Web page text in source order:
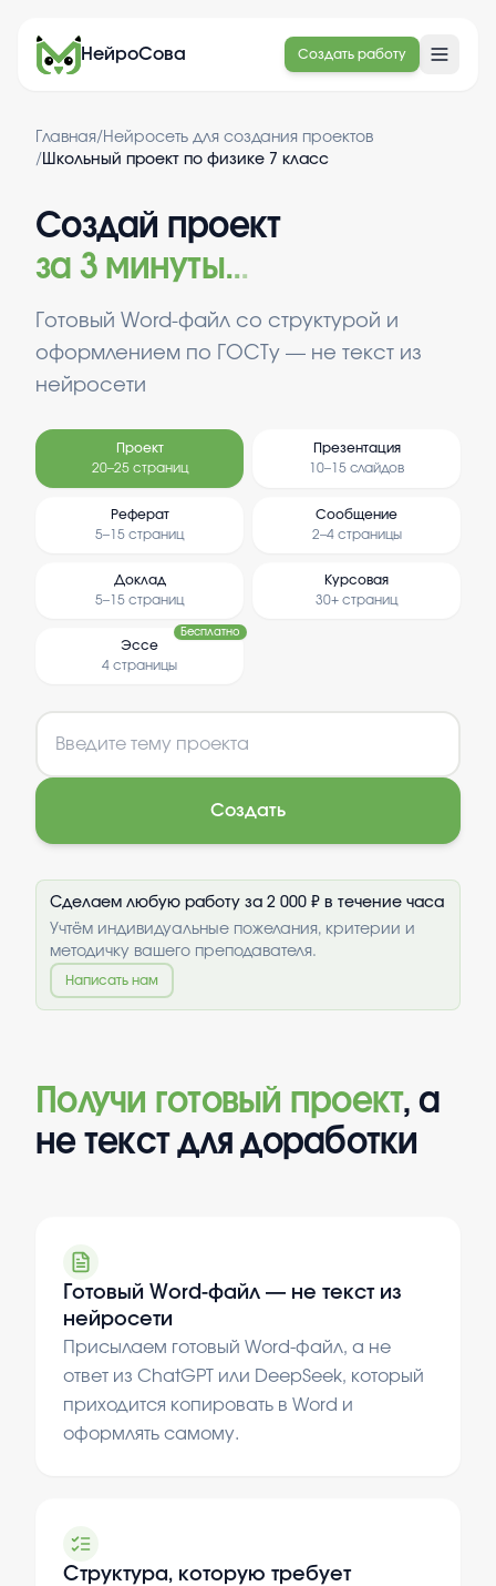
НейроСова Создать работу
Главная/ Нейросеть для создания проектов
/ Школьный проект по физике 7 класс
Создай проект
за 3 минуты...
Готовый Word-файл со структурой и
оформлением по ГОСТу — не текст из
нейросети
Проект
20–25 страниц
Презентация
10–15 слайдов
Реферат
5–15 страниц
Сообщение
2–4 страницы
Доклад
5–15 страниц
Курсовая
30+ страниц
Эссе
4 страницы
Бесплатно
Создать
Сделаем любую работу за 2 000 ₽ в течение часа
Учтём индивидуальные пожелания, критерии и
методичку вашего преподавателя.
Написать нам
Получи готовый проект, а
не текст для доработки
Готовый Word-файл — не текст из
нейросети
Присылаем готовый Word-файл, а не
ответ из ChatGPT или DeepSeek, который
приходится копировать в Word и
оформлять самому.
Структура, которую требует